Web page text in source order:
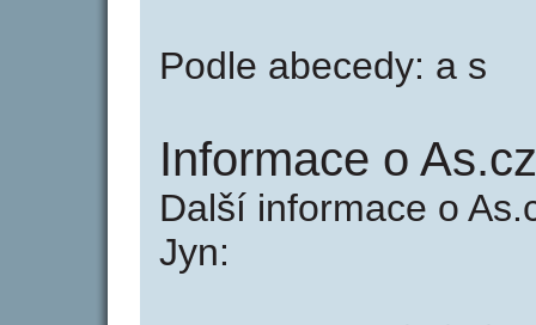
Podle abecedy: a s
Informace o
Další informace o
Jyn: